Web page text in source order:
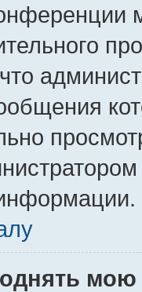
мою